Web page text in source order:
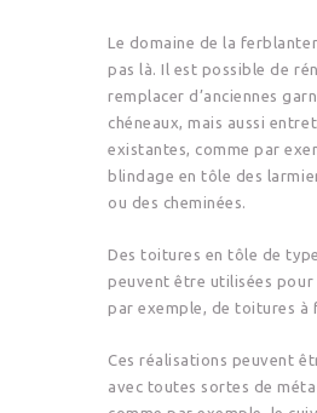
Le domaine de la
pas là. Il est possible de
remplacer d’anciennes
chéneaux, mais aussi
existantes, comme par
blindage en tôle des
ou des cheminées.
Des toitures en tôle de type
peuvent être utilisées pour
par exemple, de toitures à
Ces réalisations peuvent
avec toutes sortes de